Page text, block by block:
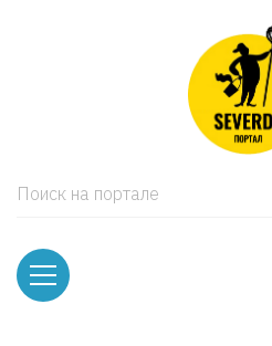
Поиск на портале
и тумбы